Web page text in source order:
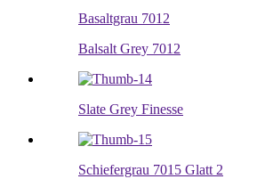
Basaltgrau 7012
Balsalt Grey 7012
Slate Grey Finesse
Schiefergrau 7015 Glatt 2